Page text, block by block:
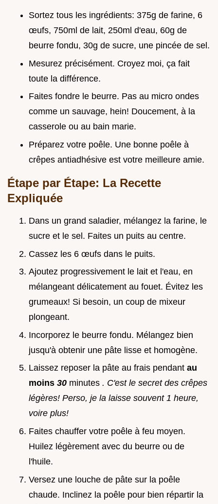
Sortez tous les ingrédients: 375g de farine, 6
œufs, 750ml de lait, 250ml d'eau, 60g de
beurre fondu, 30g de sucre, une pincée de sel.
Mesurez précisément. Croyez moi, ça fait
toute la différence.
Faites fondre le beurre. Pas au micro ondes
comme un sauvage, hein! Doucement, à la
casserole ou au bain marie.
Préparez votre poêle. Une bonne poêle à
crêpes antiadhésive est votre meilleure amie.
Étape par Étape: La Recette
Expliquée
Dans un grand saladier, mélangez la farine, le
sucre et le sel. Faites un puits au centre.
Cassez les 6 œufs dans le puits.
Ajoutez progressivement le lait et l'eau, en
mélangeant délicatement au fouet. Évitez les
grumeaux! Si besoin, un coup de mixeur
plongeant.
Incorporez le beurre fondu. Mélangez bien
jusqu'à obtenir une pâte lisse et homogène.
Laissez reposer la pâte au frais pendant au
moins 30 minutes . C'est le secret des crêpes
légères! Perso, je la laisse souvent 1 heure,
voire plus!
Faites chauffer votre poêle à feu moyen.
Huilez légèrement avec du beurre ou de
l'huile.
Versez une louche de pâte sur la poêle
chaude. Inclinez la poêle pour bien répartir la